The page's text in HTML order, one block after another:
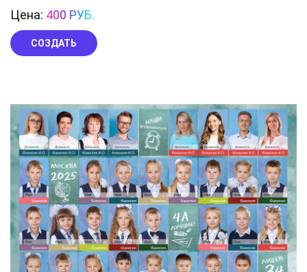
Цена: 400 РУБ.
СОЗДАТЬ